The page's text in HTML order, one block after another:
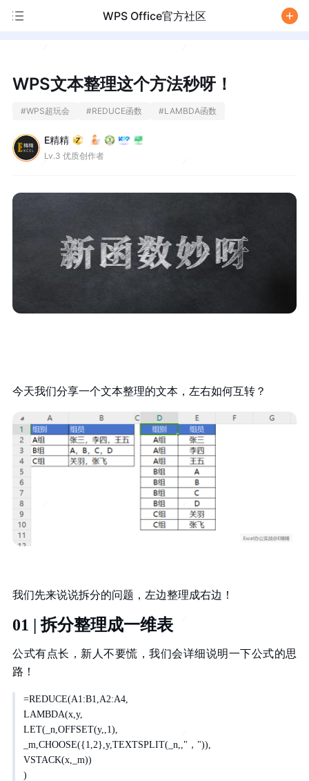
WPS Office官方社区
WPS文本整理这个方法秒呀！
#WPS超玩会 #REDUCE函数 #LAMBDA函数
E精精
Lv.3 优质创作者
今天我们分享一个文本整理的文本，左右如何互转？
我们先来说说拆分的问题，左边整理成右边！
01 | 拆分整理成一维表
公式有点长，新人不要慌，我们会详细说明一下公式的思
路！
=REDUCE(A1:B1,A2:A4,
LAMBDA(x,y,
LET(_n,OFFSET(y,,1),
_m,CHOOSE({1,2},y,TEXTSPLIT(_n,,"，")),
VSTACK(x,_m))
)